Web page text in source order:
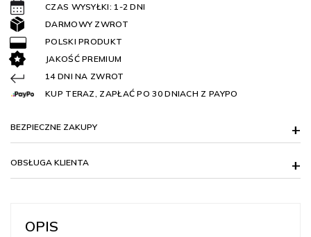
CZAS WYSYŁKI: 1-2 DNI
DARMOWY ZWROT
POLSKI PRODUKT
JAKOŚĆ PREMIUM
14 DNI NA ZWROT
KUP TERAZ, ZAPŁAĆ PO 30 DNIACH Z PAYPO
BEZPIECZNE ZAKUPY
OBSŁUGA KLIENTA
OPIS